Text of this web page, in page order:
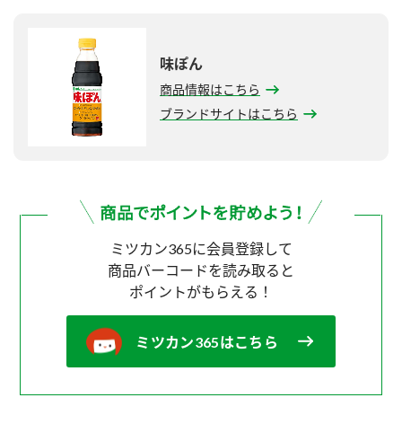
味ぽん
商品情報はこちら
ブランドサイトはこちら
ミツカン365に会員登録して
商品バーコードを読み取ると
ポイントがもらえる！
ミツカン365はこちら